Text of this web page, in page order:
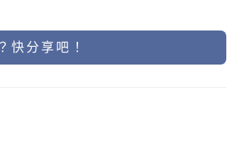
／美聯社）
快分享吧！